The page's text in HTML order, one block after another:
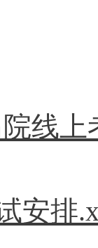
院线
安排